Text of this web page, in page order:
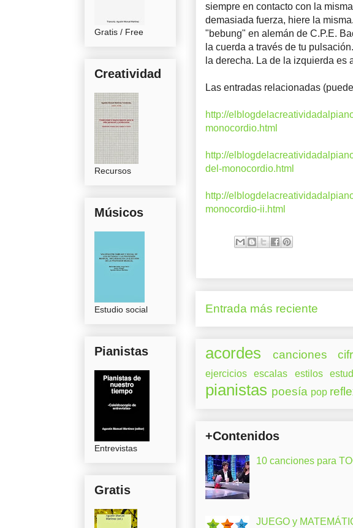
siempre en contacto con la
demasiada fuerza, hiere la
"bebung" en alemán de C.P.E.
la cuerda a través de tu
la derecha. La de la izquierda es
Las entradas relacionadas
http://
monocordio.html
http://
del-monocordio.html
http://
monocordio-ii.html
Entrada más reciente
acordes canciones
ejercicios escalas estilos
pianistas poesía pop
+Contenidos
10 canciones para
JUEGO y
Gratis / Free
Creatividad
Recursos
Músicos
Estudio social
Pianistas
Entrevistas
Gratis